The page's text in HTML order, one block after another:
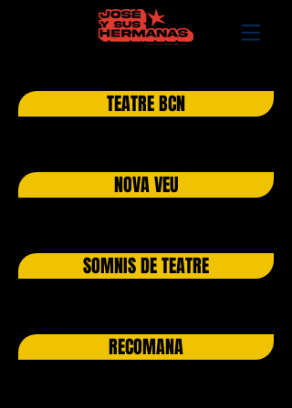
TEATRE BCN
NOVA VEU
SOMNIS DE TEATRE
RECOMANA